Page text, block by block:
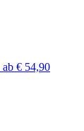
ab € 54,90